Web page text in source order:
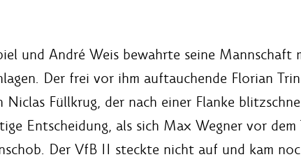
und André Weis bewahrte seine Mannschaft
Der frei vor ihm auftauchende Florian
Füllkrug, der nach einer Flanke
Entscheidung, als sich Max Wegner vor dem
Der VfB II steckte nicht auf und kam